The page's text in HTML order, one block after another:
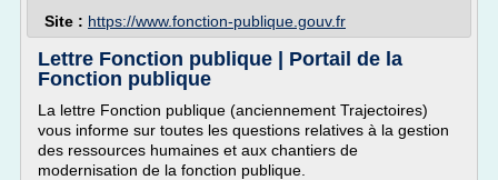
Site : https://www.fonction-publique.gouv.fr
Lettre Fonction publique | Portail de la
Fonction publique
La lettre Fonction publique (anciennement Trajectoires)
vous informe sur toutes les questions relatives à la gestion
des ressources humaines et aux chantiers de
modernisation de la fonction publique.